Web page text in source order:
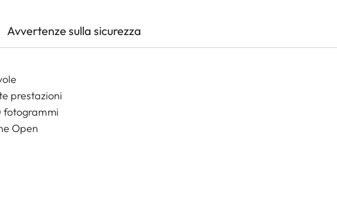
Avvertenze sulla sicurezza
prestazioni
fotogrammi
Open
L-Mount
leggero